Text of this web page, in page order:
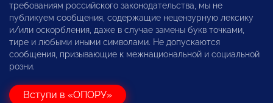
требованиям российского законодательства, мы не
публикуем сообщения, содержащие нецензурную лексику
и/или оскорбления, даже в случае замены букв точками,
тире и любыми иными символами. Не допускаются
сообщения, призывающие к межнациональной и социальной
розни.
Вступи в «ОПОРУ»